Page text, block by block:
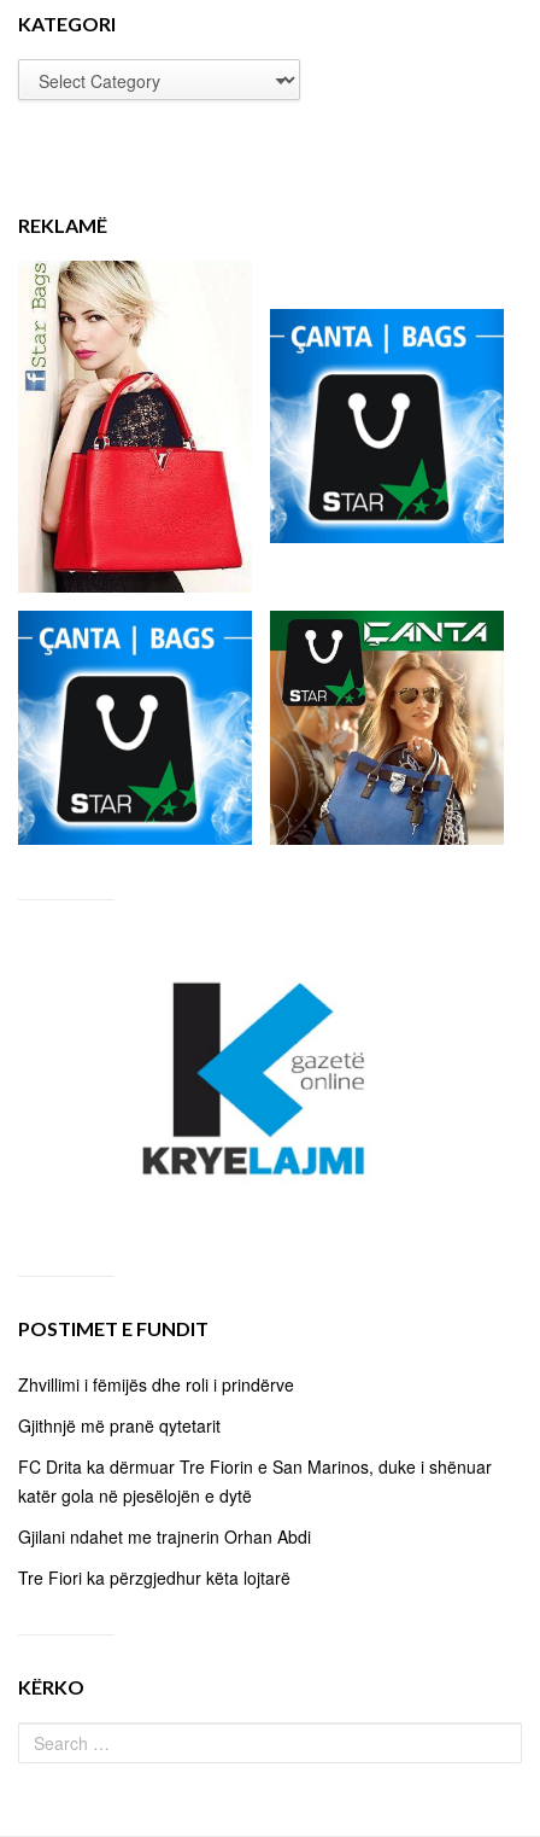
KATEGORI
REKLAMË
POSTIMET E FUNDIT
Zhvillimi i fëmijës dhe roli i prindërve
Gjithnjë më pranë qytetarit
FC Drita ka dërmuar Tre Fiorin e San Marinos, duke i shënuar
katër gola në pjesëlojën e dytë
Gjilani ndahet me trajnerin Orhan Abdi
Tre Fiori ka përzgjedhur këta lojtarë
KËRKO